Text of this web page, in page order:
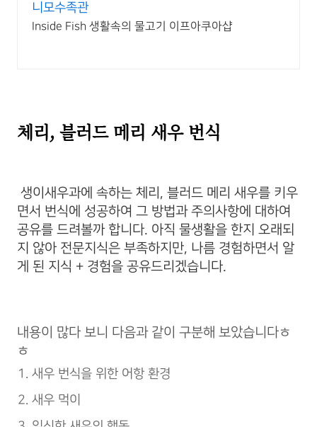
니모수족관
Inside Fish 생활속의 물고기 이프아쿠아샵
체리, 블러드 메리 새우 번식
생이새우과에 속하는 체리, 블러드 메리 새우를 키우
면서 번식에 성공하여 그 방법과 주의사항에 대하여
공유를 드려볼까 합니다. 아직 물생활을 한지 오래되
지 않아 전문지식은 부족하지만, 나름 경험하면서 알
게 된 지식 + 경험을 공유드리겠습니다.
내용이 많다 보니 다음과 같이 구분해 보았습니다ㅎ
ㅎ
새우 번식을 위한 어항 환경
새우 먹이